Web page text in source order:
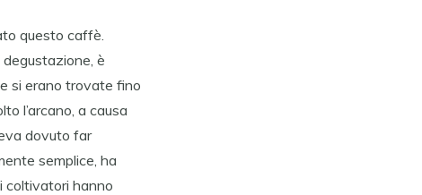
questo caffè.
è
si erano trovate fino
l’arcano, a causa
dovuto far
semplice, ha
coltivatori hanno